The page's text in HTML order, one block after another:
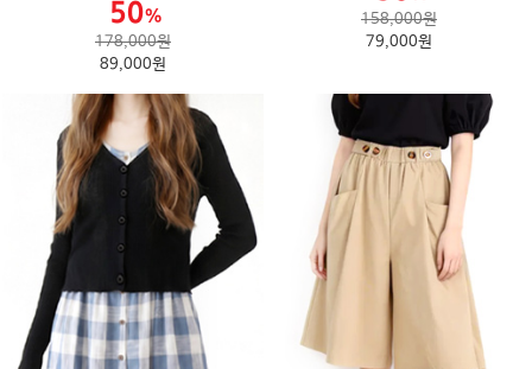
178,000원
89,000원
158,000원
79,000원